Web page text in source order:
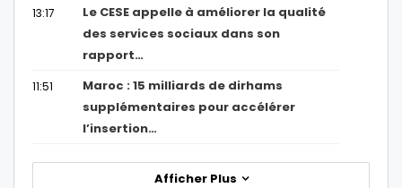
13:17
Le CESE appelle à améliorer la qualité
des services sociaux dans son
rapport…
11:51
Maroc : 15 milliards de dirhams
supplémentaires pour accélérer
l’insertion…
Afficher Plus